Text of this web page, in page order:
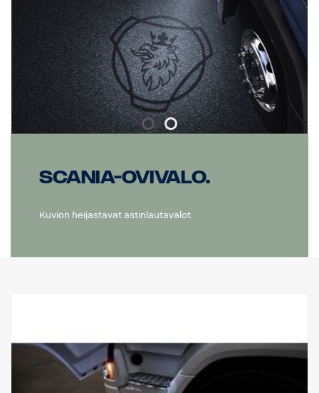
Scania-ovivalo.
Kuvion heijastavat astinlautavalot.